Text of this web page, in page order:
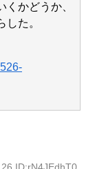
かどうか、
た。